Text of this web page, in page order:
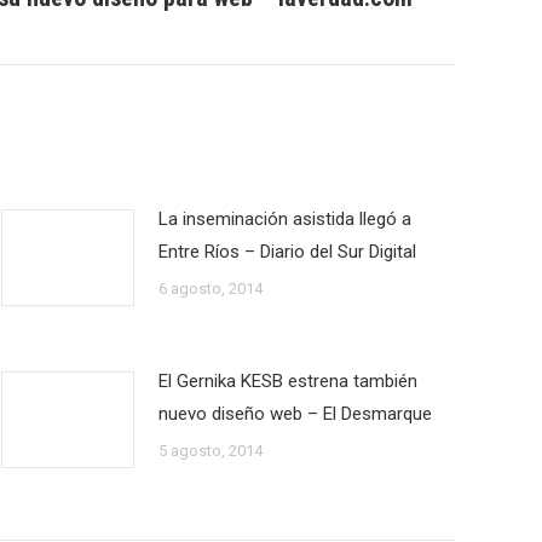
La inseminación asistida llegó a
Entre Ríos – Diario del Sur Digital
6 agosto, 2014
El Gernika KESB estrena también
nuevo diseño web – El Desmarque
5 agosto, 2014